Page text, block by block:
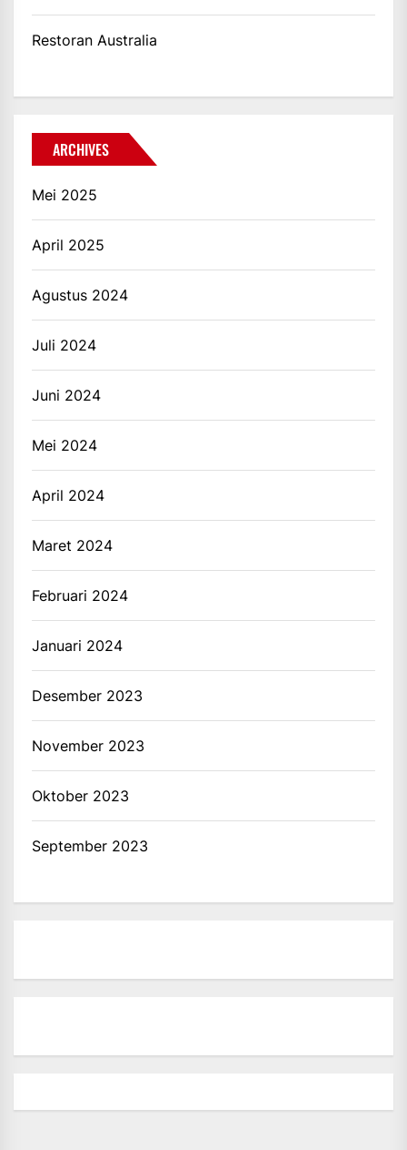
Restoran Australia
ARCHIVES
Mei 2025
April 2025
Agustus 2024
Juli 2024
Juni 2024
Mei 2024
April 2024
Maret 2024
Februari 2024
Januari 2024
Desember 2023
November 2023
Oktober 2023
September 2023